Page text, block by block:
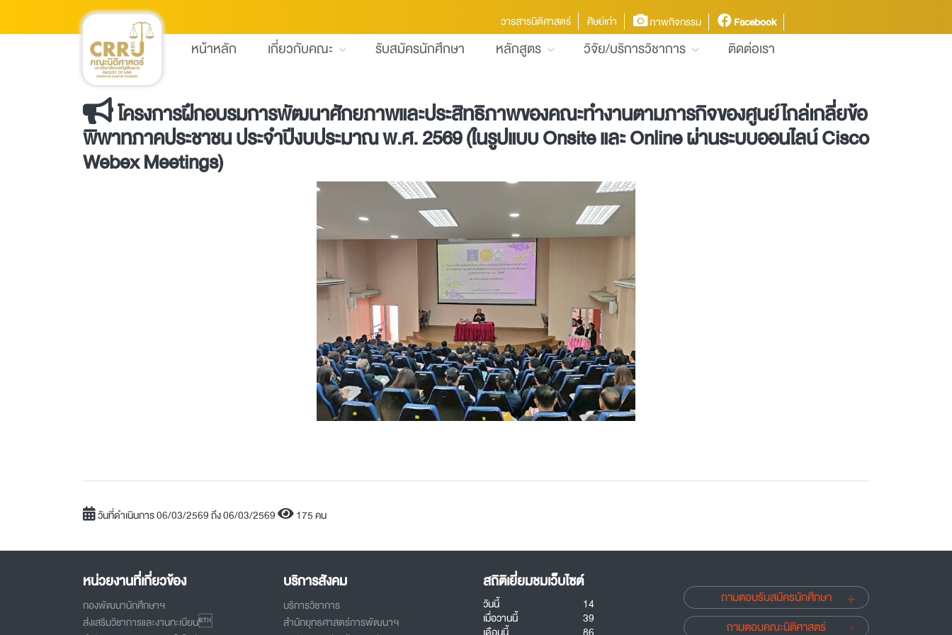
วารสารนิติศาสตร์ ศิษย์เก่า ภาพกิจกรรม Facebook
หน้าหลัก เกี่ยวกับคณะ รับสมัครนักศึกษา หลักสูตร วิจัย/บริการวิชาการ ติดต่อเรา
โครงการฝึกอบรมการพัฒนาศักยภาพและประสิทธิภาพของคณะทำงานตามภารกิจของศูนย์ไกล่เกลี่ยข้อ
พิพาทภาคประชาชน ประจำปีงบประมาณ พ.ศ. 2569 (ในรูปแบบ Onsite และ Online ผ่านระบบออนไลน์ Cisco
Webex Meetings)
วันที่ดำเนินการ 06/03/2569 ถึง 06/03/2569 175 คน
หน่วยงานที่เกี่ยวข้อง
กองพัฒนานักศึกษาฯ
ส่งเสริมวิชาการและงานทะเบียน
บริการสังคม
บริการวิชาการ
สำนักยุทธศาสตร์การพัฒนาฯ
สถิติเยี่ยมชมเว็บไซต์
วันนี้
14
เมื่อวานนี้
39
ถามตอบรับสมัครนักศึกษา
ถามตอบคณะนิติศาสตร์